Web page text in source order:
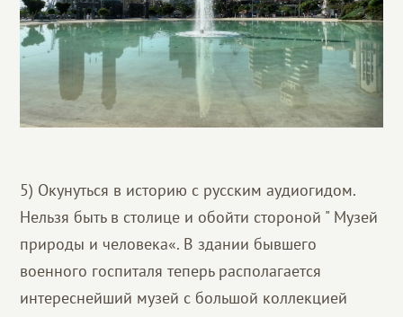
5) Окунуться в историю с русским аудиогидом.
Нельзя быть в столице и обойти стороной " Музей
природы и человека«. В здании бывшего
военного госпиталя теперь располагается
интереснейший музей с большой коллекцией